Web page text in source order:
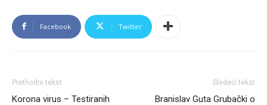
Facebook Twitter
Prethodni tekst
Korona virus – Testiranih
Sledeći tekst
Branislav Guta Grubački o